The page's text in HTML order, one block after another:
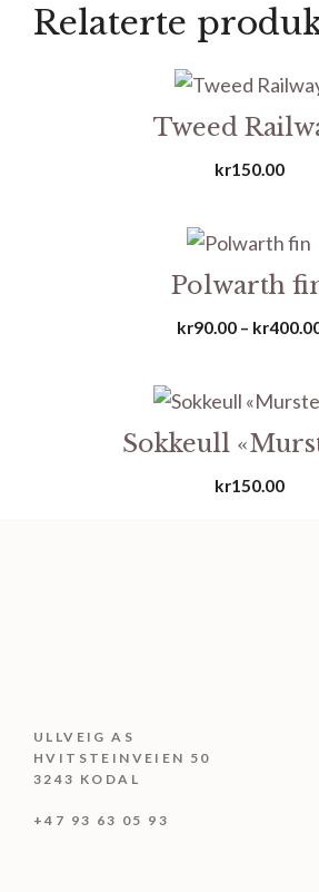
Relaterte
Tweed
kr150.00
Polwarth
kr90.00 – kr
Sokkeull
kr150.00
ULLVEIG AS
HVITSTEINVEIEN 50
3243 KODAL
+47 93 63 05 93